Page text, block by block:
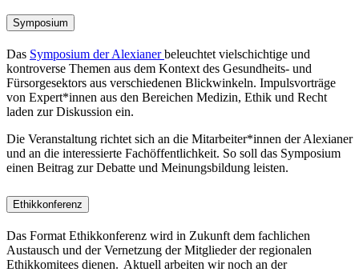
Symposium
Das Symposium der Alexianerbeleuchtet vielschichtige und
kontroverse Themen aus dem Kontext des Gesundheits- und
Fürsorgesektors aus verschiedenen Blickwinkeln. Impulsvorträge
von Expert*innen aus den Bereichen Medizin, Ethik und Recht
laden zur Diskussion ein.
Die Veranstaltung richtet sich an die Mitarbeiter*innen der Alexianer
und an die interessierte Fachöffentlichkeit. So soll das Symposium
einen Beitrag zur Debatte und Meinungsbildung leisten.
Ethikkonferenz
Das Format Ethikkonferenz wird in Zukunft dem fachlichen
Austausch und der Vernetzung der Mitglieder der regionalen
Ethikkomitees dienen. Aktuell arbeiten wir noch an der